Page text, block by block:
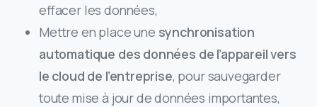
effacer les données,
Mettre en place une synchronisation
automatique des données de l’appareil vers
le cloud de l’entreprise, pour sauvegarder
toute mise à jour de données importantes,